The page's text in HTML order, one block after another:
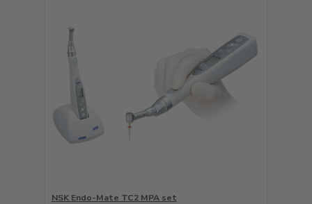
NSK Endo-Mate TC2 MPA set